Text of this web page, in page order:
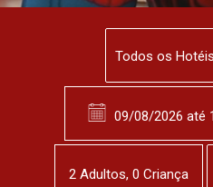
2 Adultos, 0 Criança